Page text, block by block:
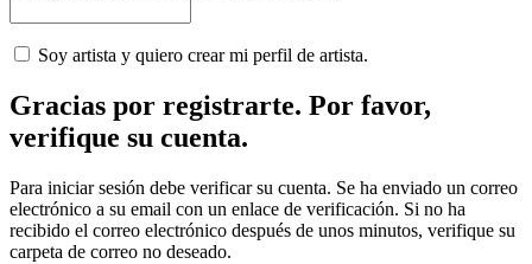
Soy artista y quiero crear mi perfil de artista.
Gracias por registrarte. Por favor,
verifique su cuenta.
Para iniciar sesión debe verificar su cuenta. Se ha enviado un correo
electrónico a su email con un enlace de verificación. Si no ha
recibido el correo electrónico después de unos minutos, verifique su
carpeta de correo no deseado.